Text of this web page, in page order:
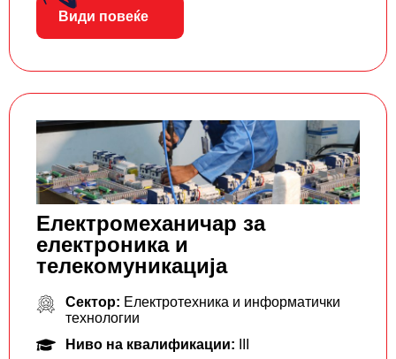
Види повеќе
Електромеханичар за
електроника и
телекомуникација
Сектор: Електротехника и информатички
технологии
Ниво на квалификации: